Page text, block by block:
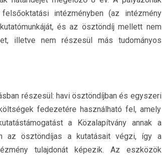
intézményben (az intézmény
és az ösztöndíj mellett nem
illetve nem részesül más tudományos
részesül: havi ösztöndíjban és egyszeri
fedezetére használható fel, amely
a Közalapítvány annak a
az ösztöndíjas a kutatásait végzi, így a
tulajdonát képezik. Az eszközök